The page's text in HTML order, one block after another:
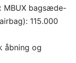
MBUX bagsæde-
115.000
åbning og